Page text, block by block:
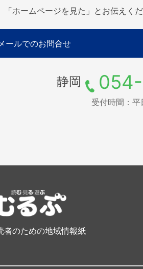
「ホームページを見た」とお伝えく
ールでのお問合せ
静岡
受付時間：
者のための地域情報紙